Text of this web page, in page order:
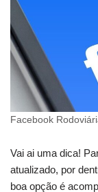
Facebook
Vai ai uma dica!
atualizado, por
boa opção é